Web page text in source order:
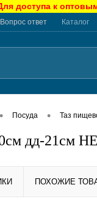
доступа к
Вопрос ответ Каталог
• Посуда • Таз
дд-21см
ПОХОЖИЕ